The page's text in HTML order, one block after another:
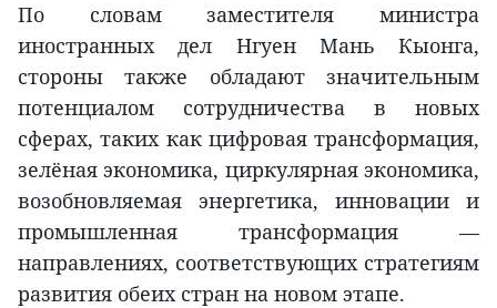
По словам заместителя министра
иностранных дел Нгуен Мань Кыонга,
стороны также обладают значительным
потенциалом сотрудничества в новых
сферах, таких как цифровая трансформация,
зелёная экономика, циркулярная экономика,
возобновляемая энергетика, инновации и
промышленная трансформация —
направлениях, соответствующих стратегиям
развития обеих стран на новом этапе.